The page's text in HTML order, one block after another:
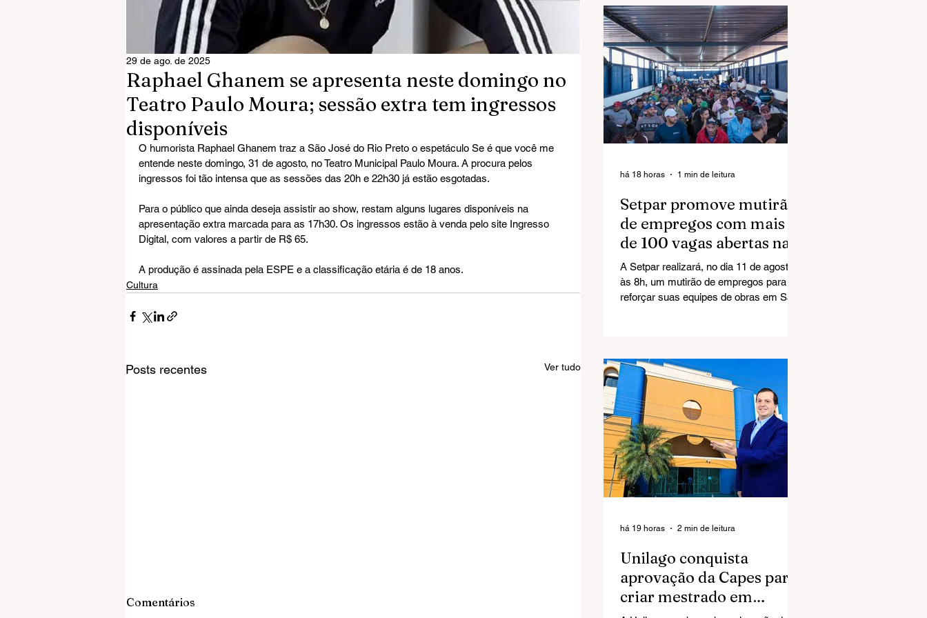
Raphael Ghanem se apresenta neste domingo no
Teatro Paulo Moura; sessão extra tem ingressos
disponíveis
29 de ago. de 2025
O humorista Raphael Ghanem traz a São José do Rio Preto o espetáculo Se é que você me
entende neste domingo, 31 de agosto, no Teatro Municipal Paulo Moura. A procura pelos
ingressos foi tão intensa que as sessões das 20h e 22h30 já estão esgotadas.
Para o público que ainda deseja assistir ao show, restam alguns lugares disponíveis na
apresentação extra marcada para as 17h30. Os ingressos estão à venda pelo site Ingresso
Digital, com valores a partir de R$ 65.
A produção é assinada pela ESPE e a classificação etária é de 18 anos.
Cultura
Posts recentes Ver tudo
Comentários
Setpar promove mutirão
de empregos com mais
de 100 vagas abertas na
região norte em São José
do Rio Preto
A Setpar realizará, no dia 11 de agosto,
às 8h, um mutirão de empregos para
reforçar suas equipes de obras em São
há 18 horas 1 min de leitura
Unilago conquista
aprovação da Capes para
criar mestrado em
há 19 horas 2 min de leitura